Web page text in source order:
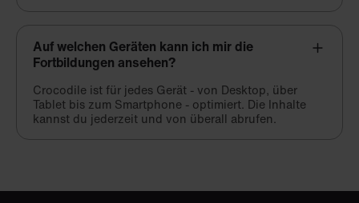
Auf welchen Geräten kann ich mir die
Fortbildungen ansehen?
Crocodile ist für jedes Gerät - von Desktop, über
Tablet bis zum Smartphone - optimiert. Die Inhalte
kannst du jederzeit und von überall abrufen.